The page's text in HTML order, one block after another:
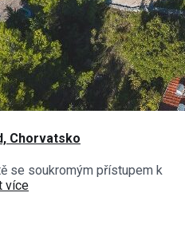
Chorvatsko
se soukromým přístupem k
více